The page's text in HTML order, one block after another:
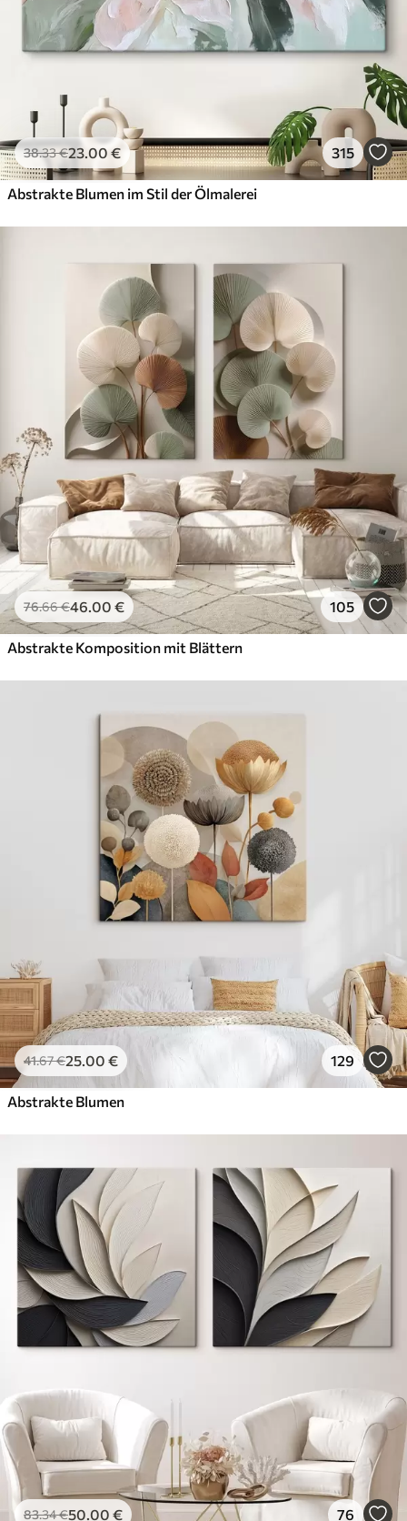
38.33€23.00 € 315
Abstrakte Blumen im Stil der Ölmalerei
76.66€46.00 € 105
Abstrakte Komposition mit Blättern
41.67€25.00 € 129
Abstrakte Blumen
83.34€50.00 € 76